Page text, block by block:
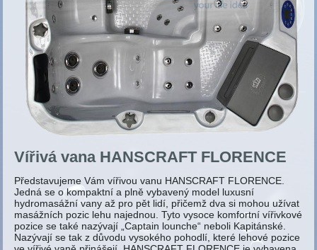
Vířivá vana HANSCRAFT FLORENCE
Představujeme Vám vířivou vanu HANSCRAFT FLORENCE.
Jedná se o kompaktní a plně vybavený model luxusní
hydromasážní vany až pro pět lidí, přičemž dva si mohou užívat
masážních pozic lehu najednou. Tyto vysoce komfortní vířivkové
pozice se také nazývají „Captain lounche“ neboli Kapitánské.
Nazývají se tak z důvodu vysokého pohodlí, které lehové pozice